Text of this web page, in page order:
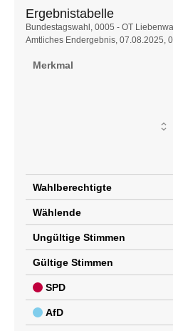
Ergebnistabelle
Ergebnistabelle
Bundestagswahl, 0005 - OT
Amtliches Endergebnis, 07.08.2025,
Merkmal
Wahlberechtigte
Wählende
Ungültige Stimmen
Gültige Stimmen
SPD
AfD